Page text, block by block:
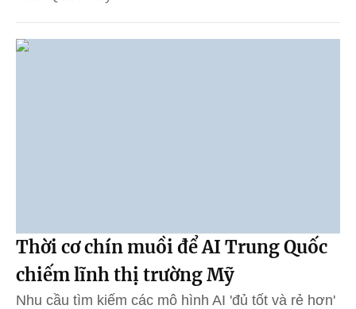
Thời cơ chín muồi để AI Trung Quốc
chiếm lĩnh thị trường Mỹ
Nhu cầu tìm kiếm các mô hình AI 'đủ tốt và rẻ hơn'